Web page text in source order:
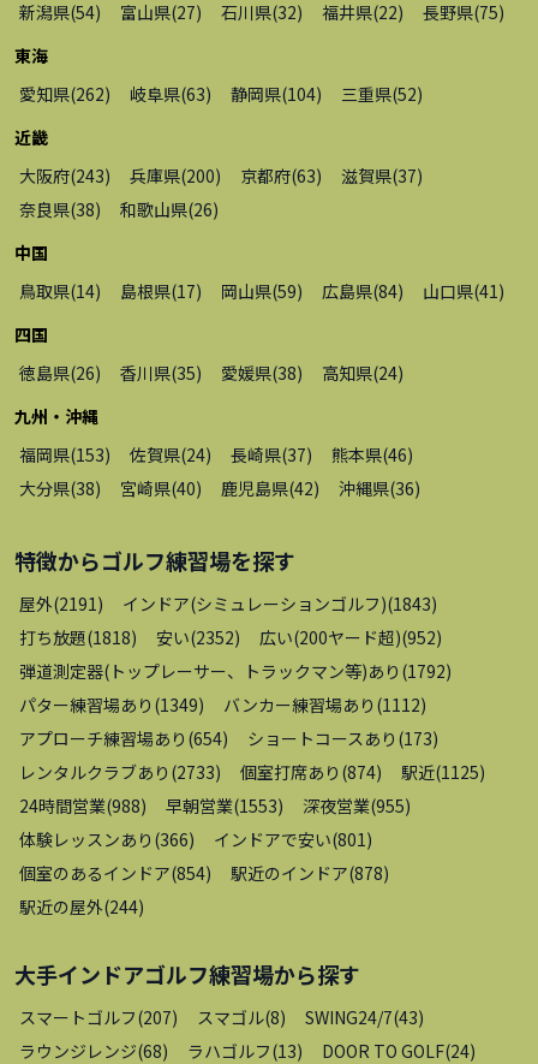
新潟県(54) 富山県(27) 石川県(32) 福井県(22) 長野県(75)
東海
愛知県(262) 岐阜県(63) 静岡県(104) 三重県(52)
近畿
大阪府(243) 兵庫県(200) 京都府(63) 滋賀県(37)
奈良県(38) 和歌山県(26)
中国
鳥取県(14) 島根県(17) 岡山県(59) 広島県(84) 山口県(41 )
四国
徳島県(26) 香川県(35) 愛媛県(38) 高知県(24)
九州・沖縄
福岡県(153) 佐賀県(24) 長崎県(37) 熊本県(46)
大分県(38) 宮崎県(40) 鹿児島県(42) 沖縄県(36)
特徴からゴルフ練習場を探す
屋外(2191 ) インドア(シミュレーションゴルフ)(1843)
打ち放題(1818) 安い(2352) 広い(200ヤード超)(952)
弾道測定器(トップレーサー、トラックマン等)あり (1792)
パター練習場あり (1349) バンカー練習場あり (1112)
アプローチ練習場あり (654) ショートコースあり (173)
レンタルクラブあり (2733) 個室打席あり (874) 駅近(1125)
24時間営業(988) 早朝営業(1553) 深夜営業(955)
体験レッスンあり (366) インドアで安い(801 )
個室のあるインドア(854) 駅近のインドア(878)
駅近の屋外(244)
大手インドアゴルフ練習場から探す
スマートゴルフ(207) スマゴル(8) SWING24/7(43)
ラウンジレンジ(68) ラハゴルフ(13) DOOR TO GOLF(24)